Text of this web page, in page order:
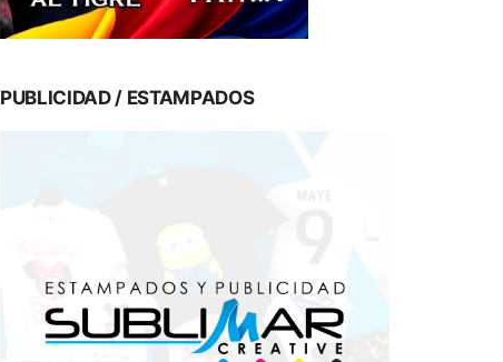
PUBLICIDAD / ESTAMPADOS